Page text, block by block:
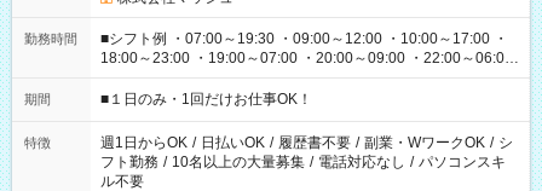
勤務時間
■シフト例 ・07:00～19:30 ・09:00～12:00 ・10:00～17:00 ・
18:00～23:00 ・19:00～07:00 ・20:00～09:00 ・22:00～06:00
etc ★最短で3時間で5,120円のお仕事から 15時間で2万円近く稼
げるお仕事も！ ご希望のお時間に合わせてご紹介！ ※シフトは
ください！
期間 ■１日のみ・1回だけお仕事OK！
特徴 週1日からOK / 日払いOK / 履歴書不要 / 副業・WワークOK / シ
フト勤務 / 10名以上の大量募集 / 電話対応なし / パソコンスキ
ル不要